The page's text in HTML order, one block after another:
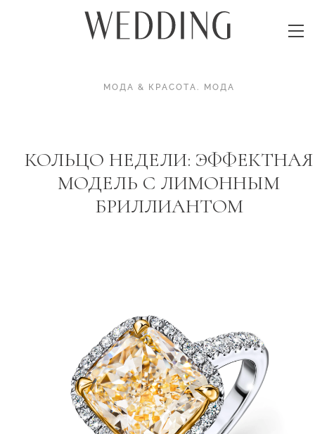
МОДА & КРАСОТА. МОДА
КОЛЬЦО НЕДЕЛИ: ЭФФЕКТНАЯ
МОДЕЛЬ С ЛИМОННЫМ
БРИЛЛИАНТОМ